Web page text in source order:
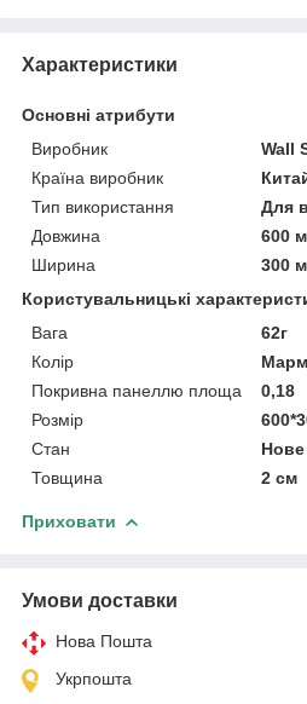
Характеристики
Основні атрибути
Виробник
Wall
Країна виробник
Тип використання
Для
Довжина
600
Ширина
300
Користувальницькі
Вага
62г
Колір
Покривна панеллю площа
0,18
Розмір
Стан
Нове
Товщина
2 см
Приховати
Умови доставки
Нова Пошта
Укрпошта